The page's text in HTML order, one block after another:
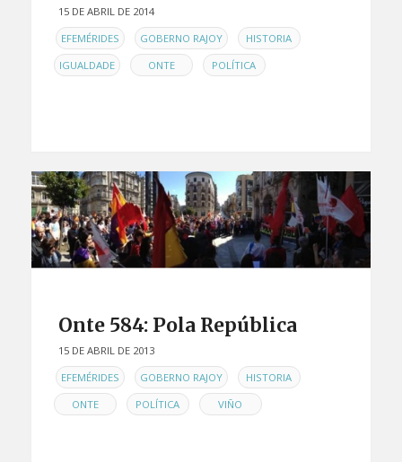
15 DE ABRIL DE 2014
ENEFEMÉRIDES , GOBERNO RAJOY , HISTORIA ,
IGUALDADE , ONTE , POLÍTICA
Onte 584: Pola República
15 DE ABRIL DE 2013
ENEFEMÉRIDES , GOBERNO RAJOY , HISTORIA ,
ONTE , POLÍTICA , VIÑO